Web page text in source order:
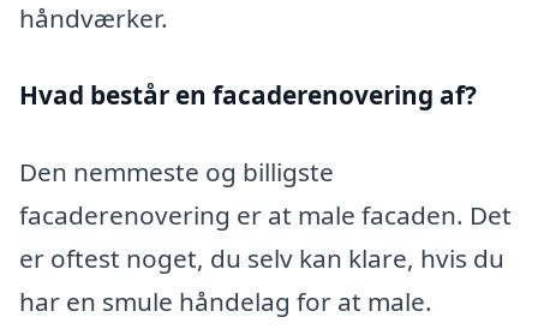
håndværker.
Hvad består en facaderenovering af?
Den nemmeste og billigste
facaderenovering er at male facaden. Det
er oftest noget, du selv kan klare, hvis du
har en smule håndelag for at male.